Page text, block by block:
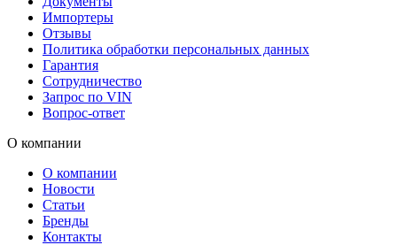
Импортеры
Отзывы
Политика обработки персональных данных
Гарантия
Сотрудничество
Запрос по VIN
Вопрос-ответ
О компании
О компании
Новости
Статьи
Бренды
Контакты